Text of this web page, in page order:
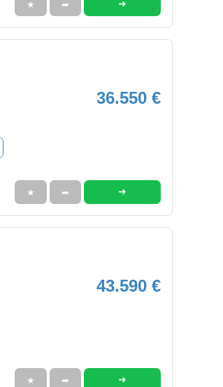
★ ➦ ➜
36.550 €
★ ➦ ➜
43.590 €
★ ➦ ➜